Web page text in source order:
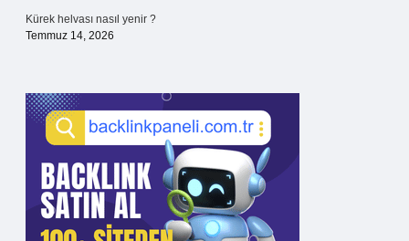
Kürek helvası nasıl yenir ?
Temmuz 14, 2026